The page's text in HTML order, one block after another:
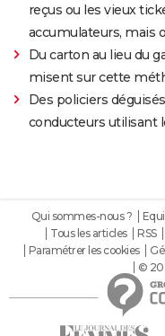
reçus ou les vieux
accumulateurs, mais
Du carton au lieu du
misent sur cette
Des policiers
conducteurs utilisant
Qui sommes-nous ?
Tous les articles
RSS
Paramétrer les cookies
©